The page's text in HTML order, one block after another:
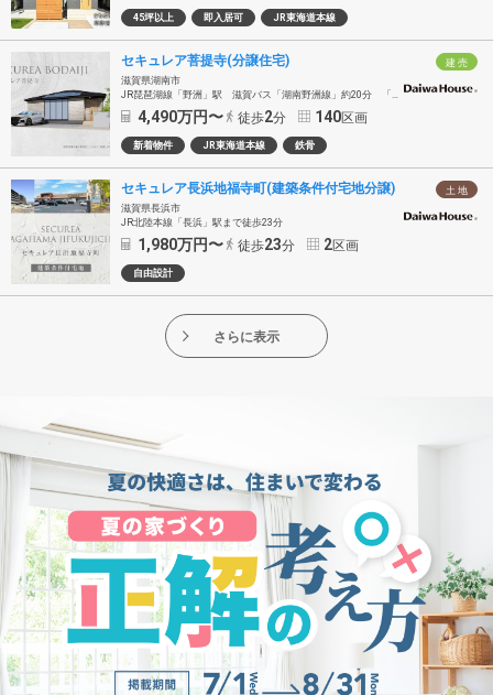
45坪以上 即入居可 JR東海道本線
建 売
セキュレア菩提寺(分譲住宅)
滋賀県湖南市
JR琵琶湖線「野洲」駅 滋賀バス「湖南野洲線」約20分 「イワタニランド」バス停徒歩2分
4,490万円〜 徒歩2分 140区画
新着物件 JR東海道本線 鉄骨
土 地
セキュレア長浜地福寺町(建築条件付宅地分譲)
滋賀県長浜市
JR北陸本線「長浜」駅まで徒歩23分
1,980万円〜 徒歩23分 2区画
自由設計
さらに表示